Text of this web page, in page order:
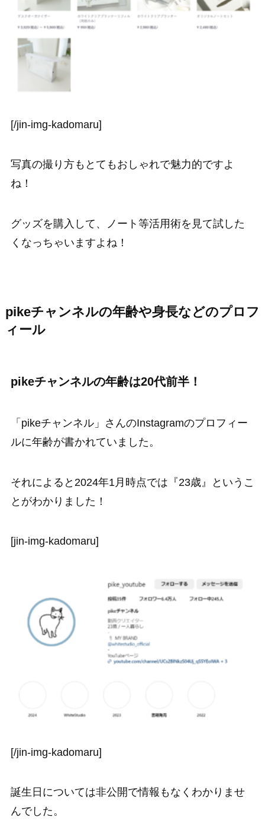
[/jin-img-kadomaru]
写真の撮り方もとてもおしゃれで魅力的ですよ
ね！
グッズを購入して、ノート等活用術を見て試した
くなっちゃいますよね！
pikeチャンネルの年齢や身長などのプロフ
ィール
pikeチャンネルの年齢は20代前半！
「pikeチャンネル」さんのInstagramのプロフィー
ルに年齢が書かれていました。
それによると2024年1月時点では『23歳』というこ
とがわかりました！
[jin-img-kadomaru]
[/jin-img-kadomaru]
誕生日については非公開で情報もなくわかりませ
んでした。